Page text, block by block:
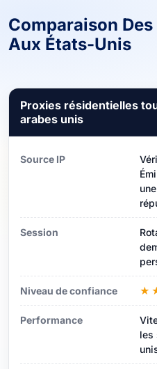
Comparaison
Aux États-Unis
Proxies résidentielles
arabes unis
Source IP
Session
Niveau de confiance
Performance
les